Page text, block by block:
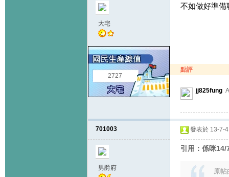
大宅
2727
不如做好準備
點評
jj825fung
701003
男爵府
發表於 13-7-
引用：係咪
原